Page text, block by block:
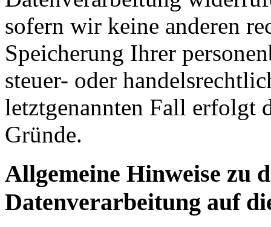
sofern wir keine anderen
Speicherung Ihrer
steuer- oder
letztgenannten Fall erfolgt
Gründe.
Allgemeine Hinweise zu
Datenverarbeitung auf